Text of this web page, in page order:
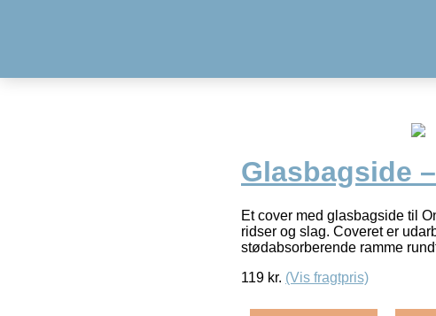
Glasbagside
Et cover med glasbagside til
ridser og slag. Coveret er
stødabsorberende ramme
119 kr. (Vis fragtpris)